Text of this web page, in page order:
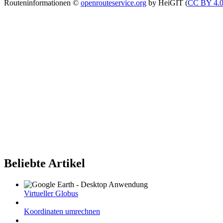
Routeninformationen © openrouteservice.org by HeiGIT (CC BY 4.0
Beliebte Artikel
Virtueller Globus
Koordinaten umrechnen